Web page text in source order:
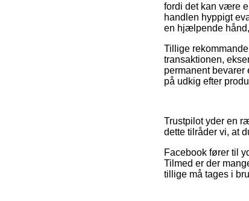
fordi det kan være
handlen hyppigt
en hjælpende
Tillige
transaktionen,
permanent
på udkig efter
Trustpilot yder en
dette tilråder vi, at
Facebook fører til
Tilmed er der
tillige må tages i